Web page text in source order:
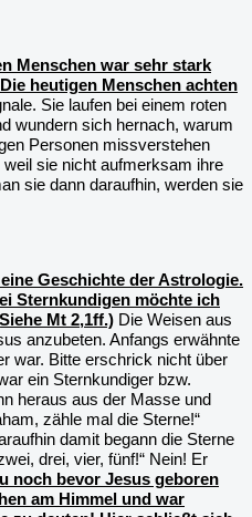
Menschen war sehr stark
heutigen Menschen achten
Sie laufen bei einem roten
wundern sich hernach, warum
Personen missverstehen
sie nicht aufmerksam ihre
sie dann daraufhin, werden sie
Geschichte der Astrologie.
Sternkundigen möchte ich
Mt 2,1ff.) Die Weisen aus
anzubeten. Anfangs erwähnte
war. Bitte erschrick nicht über
ein Sternkundiger bzw.
heraus aus der Masse und
zähle mal die Sterne!“
damit begann die Sterne
drei, vier, fünf!“ Nein! Er
noch bevor Jesus geboren
am Himmel und war